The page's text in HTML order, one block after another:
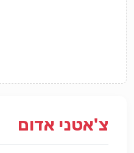
צ'אטני אדום